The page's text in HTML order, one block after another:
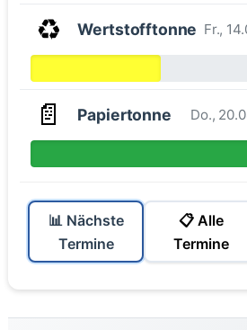
♻️ Wertstofftonne Fr.,
📄 Papiertonne Do.,
📊 Nächste
Termine
📋 Alle
Termine